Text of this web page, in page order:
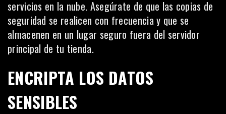
servicios en la nube. Asegúrate de que las copias de
seguridad se realicen con frecuencia y que se
almacenen en un lugar seguro fuera del servidor
principal de tu tienda.
ENCRIPTA LOS DATOS
SENSIBLES